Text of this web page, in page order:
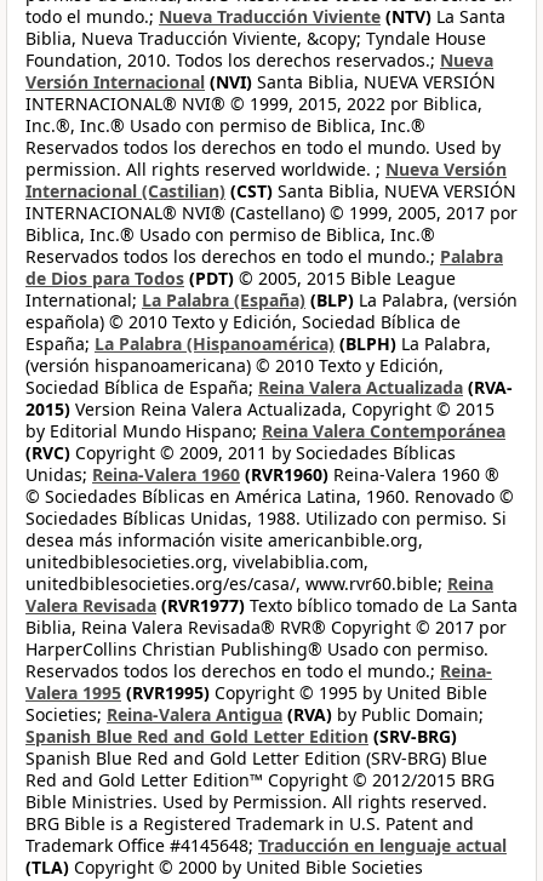
todo el mundo.; Nueva Traducción Viviente (NTV) La Santa
Biblia, Nueva Traducción Viviente, &copy; Tyndale House
Foundation, 2010. Todos los derechos reservados.; Nueva
Versión Internacional (NVI) Santa Biblia, NUEVA VERSIÓN
INTERNACIONAL® NVI® © 1999, 2015, 2022 por Biblica,
Inc.®, Inc.® Usado con permiso de Biblica, Inc.®
Reservados todos los derechos en todo el mundo. Used by
permission. All rights reserved worldwide. ; Nueva Versión
Internacional (Castilian) (CST) Santa Biblia, NUEVA VERSIÓN
INTERNACIONAL® NVI® (Castellano) © 1999, 2005, 2017 por
Biblica, Inc.® Usado con permiso de Biblica, Inc.®
Reservados todos los derechos en todo el mundo.; Palabra
de Dios para Todos (PDT) © 2005, 2015 Bible League
International; La Palabra (España) (BLP) La Palabra, (versión
española) © 2010 Texto y Edición, Sociedad Bíblica de
España; La Palabra (Hispanoamérica) (BLPH) La Palabra,
(versión hispanoamericana) © 2010 Texto y Edición,
Sociedad Bíblica de España; Reina Valera Actualizada (RVA-
2015) Version Reina Valera Actualizada, Copyright © 2015
by Editorial Mundo Hispano; Reina Valera Contemporánea
(RVC) Copyright © 2009, 2011 by Sociedades Bíblicas
Unidas; Reina-Valera 1960 (RVR1960) Reina-Valera 1960 ®
© Sociedades Bíblicas en América Latina, 1960. Renovado ©
Sociedades Bíblicas Unidas, 1988. Utilizado con permiso. Si
desea más información visite americanbible.org,
unitedbiblesocieties.org, vivelabiblia.com,
unitedbiblesocieties.org/es/casa/, www.rvr60.bible; Reina
Valera Revisada (RVR1977) Texto bíblico tomado de La Santa
Biblia, Reina Valera Revisada® RVR® Copyright © 2017 por
HarperCollins Christian Publishing® Usado con permiso.
Reservados todos los derechos en todo el mundo.; Reina-
Valera 1995 (RVR1995) Copyright © 1995 by United Bible
Societies; Reina-Valera Antigua (RVA) by Public Domain;
Spanish Blue Red and Gold Letter Edition (SRV-BRG)
Spanish Blue Red and Gold Letter Edition (SRV-BRG) Blue
Red and Gold Letter Edition™ Copyright © 2012/2015 BRG
Bible Ministries. Used by Permission. All rights reserved.
BRG Bible is a Registered Trademark in U.S. Patent and
Trademark Office #4145648; Traducción en lenguaje actual
(TLA) Copyright © 2000 by United Bible Societies